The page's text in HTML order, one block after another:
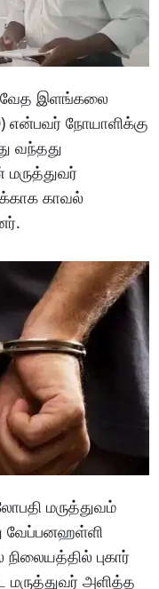
இளங்கலை
என்பவர் நோயாளிக்கு
வந்தது
காவல்
மருத்துவம்
வேப்பனஹள்ளி
புகார்
மருத்துவர் அளித்த